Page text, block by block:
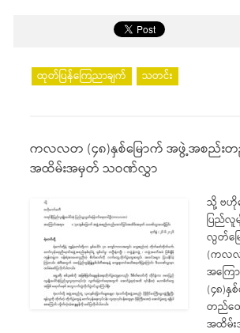
ထုတ်ပြန်ကြေညာချက် သတင်း
ကလလတ (၄၈)နှစ်မြောက် အဖွဲ့အစည်းတ
အထိမ်းအမှတ် သဝဏ်လွှာ
သို့ ဗဟို
ပြည်လူ
လွတ်မြ
(ကလ
အကြော
(၄၈)နှ
တည်ထေ
အထိမ်